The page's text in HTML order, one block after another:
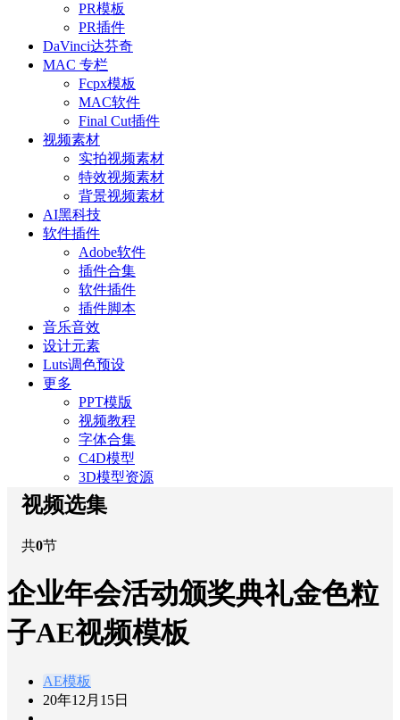
PR模板
PR插件
DaVinci达芬奇
MAC 专栏
Fcpx模板
MAC软件
Final Cut插件
视频素材
实拍视频素材
特效视频素材
背景视频素材
AI黑科技
软件插件
Adobe软件
插件合集
软件插件
插件脚本
音乐音效
设计元素
Luts调色预设
更多
PPT模版
视频教程
字体合集
C4D模型
3D模型资源
视频选集
共0节
企业年会活动颁奖典礼金色粒
子AE视频模板
AE模板
20年12月15日